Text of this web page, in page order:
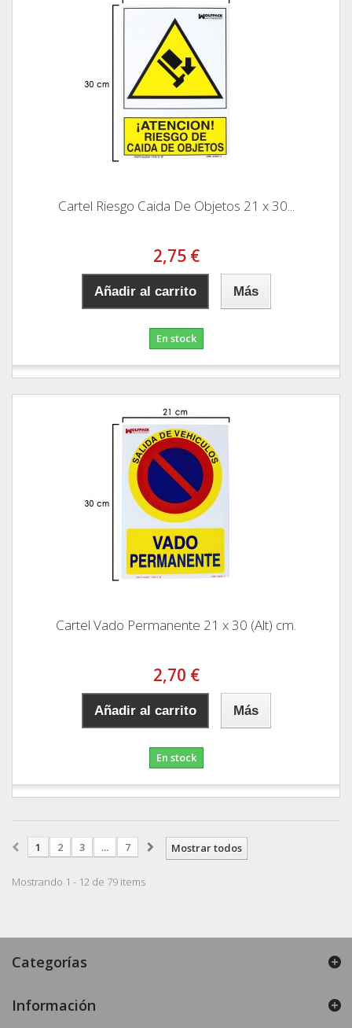
Cartel Riesgo Caida De Objetos 21 x 30...
2,75 €
Añadir al carrito Más
En stock
Cartel Vado Permanente 21 x 30 (Alt) cm.
2,70 €
Añadir al carrito Más
En stock
Mostrar todos
1 2 3 ... 7
Mostrando 1 - 12 de 79 items
Categorías
Información